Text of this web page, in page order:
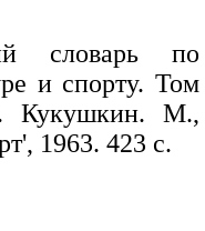
словарь по
и спорту. Том
Кукушкин. М.,
1963. 423 с.